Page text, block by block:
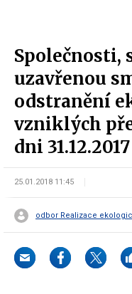
Společnosti,
uzavřenou
odstranění
vzniklých
dni 31.12.2017
25.01.2018 11:45
odbor Realizace